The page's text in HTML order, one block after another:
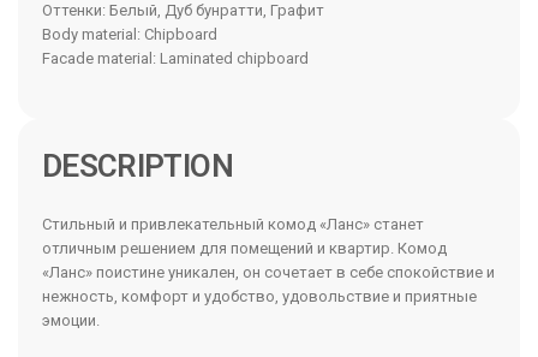
DESCRIPTION
Стильный и привлекательный комод «Ланс» станет
отличным решением для помещений и квартир. Комод
«Ланс» поистине уникален, он сочетает в себе спокойствие и
нежность, комфорт и удобство, удовольствие и приятные
эмоции.
Оттенки: Белый, Дуб бунратти, Графит
Body material: Chipboard
Facade material: Laminated chipboard